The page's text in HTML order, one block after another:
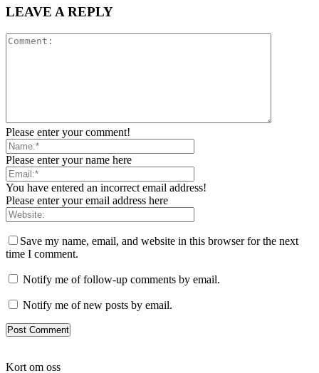
LEAVE A REPLY
Please enter your comment!
Please enter your name here
You have entered an incorrect email address!
Please enter your email address here
Save my name, email, and website in this browser for the next
time I comment.
Notify me of follow-up comments by email.
Notify me of new posts by email.
Kort om oss